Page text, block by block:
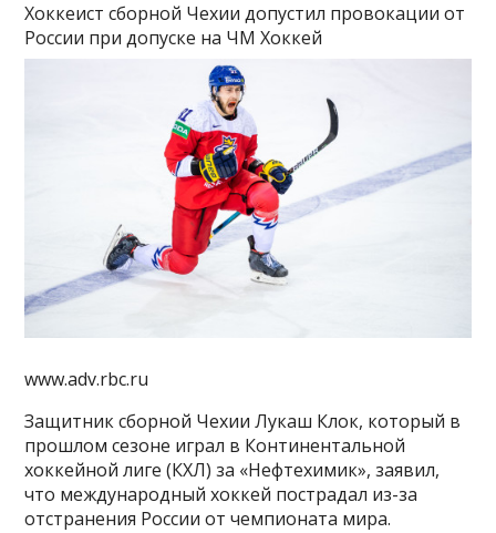
Хоккеист сборной Чехии допустил провокации от
России при допуске на ЧМХоккей
www.adv.rbc.ru
Защитник сборной Чехии Лукаш Клок, который в
прошлом сезоне играл в Континентальной
хоккейной лиге (КХЛ) за «Нефтехимик», заявил,
что международный хоккей пострадал из-за
отстранения России от чемпионата мира.